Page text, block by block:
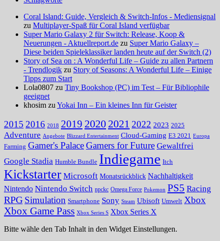
Coral Island: Guide, Vergleich & Switch-Infos - Mediensignal
zu Multiplayer-Spaß für Coral Island verfügbar
Super Mario Galaxy 2 für Switch: Release, Koop &
Neuerungen - Aktuellreport.de zu Super Mario Galaxy –
Diese beiden Spieleklassiker landen heute auf der Switch (2)
Story of Sea on : A Wonderful Life – Guide zu allen Partnern
- Trendlogik zu Story of Seasons: A Wonderful Life – Einige
Tipps zum Start
Lola0807 zu Tiny Bookshop (PC) im Test – Für Bibliophile
geeignet
khosim zuYokai Inn – Ein kleines Inn für Geister
2015 2016 2018 2019 2020 2021 2022 2023 2025
Adventure Angebote Blizzard Entertainment Cloud-Gaming E3 2021 Europa
Farming Gamer's PalaceGamers for Future Gewaltfrei
Google Stadia Humble Bundle Indiegame Itch
Kickstarter Microsoft Monatsrückblick Nachhaltigkeit
Nintendo Nintendo Switch npckc Omega Force Pokemon PS5 Racing
RPG Simulation Smartphone Sony Steam Ubisoft Umwelt Xbox
Xbox Game Pass Xbox Series S Xbox Series X
Bitte wähle den Tab Inhalt in den Widget Einstellungen.